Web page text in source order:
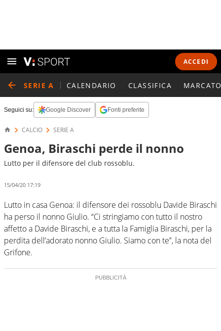
ACCEDI
SERIE A CALENDARIO CLASSIFICA
Seguici su: Google Discover Fonti preferite
CALCIO SERIE A
Genoa, Biraschi perde il nonno
Lutto per il difensore del club rossoblu.
15/04/20 17:19
Lutto in casa Genoa: il difensore dei rossoblu Davide Biraschi
ha perso il nonno Giulio. “Ci stringiamo con tutto il nostro
affetto a Davide Biraschi, e a tutta la Famiglia Biraschi, per la
perdita dell’adorato nonno Giulio. Siamo con te”, la nota del
Grifone.